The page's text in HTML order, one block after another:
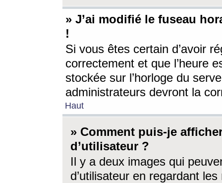
» J’ai modifié le fuseau
!
Si vous êtes certain d’avoir
correctement et que l’heure
stockée sur l’horloge du
administrateurs devront la
Haut
» Comment puis-je
d’utilisateur ?
Il y a deux images qui
d’utilisateur en regardant